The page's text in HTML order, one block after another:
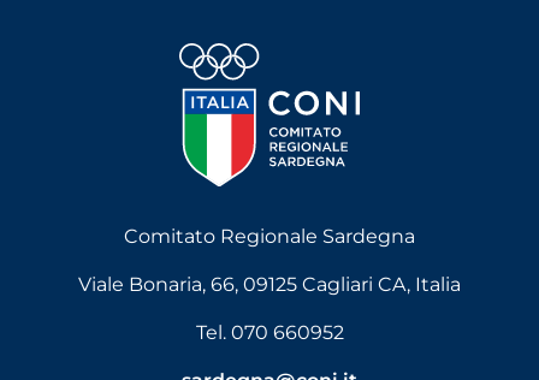
Comitato Regionale Sardegna
Viale Bonaria, 66, 09125 Cagliari CA, Italia
Tel. 070 660952